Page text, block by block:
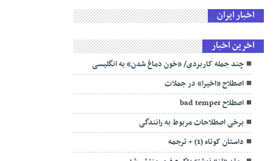
اخبار ایران
اخرین اخبار
چند جمله کاربردی/ «خون دماغ شدن» به انگلیسی
اصطلاح «اخیرا» در جملات
اصطلاح bad temper
برخی اصطلاحات مربوط به رانندگی
داستان کوتاه (1) + ترجمه